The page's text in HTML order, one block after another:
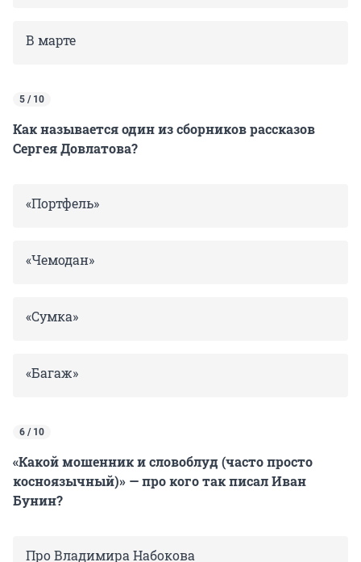
В марте
5 / 10
Как называется один из сборников рассказов
Сергея Довлатова?
«Портфель»
«Чемодан»
«Сумка»
«Багаж»
6 / 10
«Какой мошенник и словоблуд (часто просто
косноязычный)» — про кого так писал Иван
Бунин?
Про Владимира Набокова